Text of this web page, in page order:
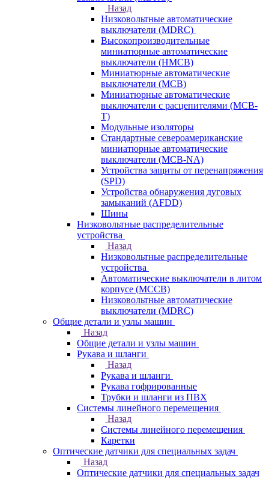
Назад
Низковольтные автоматические
выключатели (MDRC)
Высокопроизводительные
миниатюрные автоматические
выключатели (HMCB)
Миниатюрные автоматические
выключатели (MCB)
Миниатюрные автоматические
выключатели с расцепителями (MCB-
T)
Модульные изоляторы
Стандартные североамериканские
миниатюрные автоматические
выключатели (MCB-NA)
Устройства защиты от перенапряжения
(SPD)
Устройства обнаружения дуговых
замыканий (AFDD)
Шины
Низковольтные распределительные
устройства
Назад
Низковольтные распределительные
устройства
Автоматические выключатели в литом
корпусе (MCCB)
Низковольтные автоматические
выключатели (MDRC)
Общие детали и узлы машин
Назад
Общие детали и узлы машин
Рукава и шланги
Назад
Рукава и шланги
Рукава гофрированные
Трубки и шланги из ПВХ
Системы линейного перемещения
Назад
Системы линейного перемещения
Каретки
Оптические датчики для специальных задач
Назад
Оптические датчики для специальных задач